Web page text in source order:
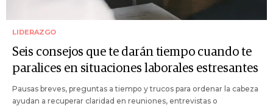
LIDERAZGO
Seis consejos que te darán tiempo cuando te
paralices en situaciones laborales estresantes
Pausas breves, preguntas a tiempo y trucos para ordenar la cabeza
ayudan a recuperar claridad en reuniones, entrevistas o